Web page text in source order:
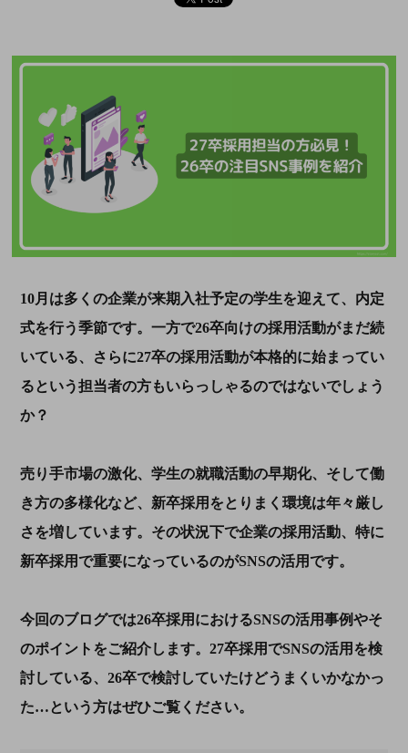
10月は多くの企業が来期入社予定の学生を迎えて、内定
式を行う季節です。一方で26卒向けの採用活動がまだ続
いている、さらに27卒の採用活動が本格的に始まってい
るという担当者の方もいらっしゃるのではないでしょう
か？
売り手市場の激化、学生の就職活動の早期化、そして働
き方の多様化など、新卒採用をとりまく環境は年々厳し
さを増しています。その状況下で企業の採用活動、特に
新卒採用で重要になっているのがSNSの活用です。
今回のブログでは26卒採用におけるSNSの活用事例やそ
のポイントをご紹介します。27卒採用でSNSの活用を検
討している、26卒で検討していたけどうまくいかなかっ
た…という方はぜひご覧ください。